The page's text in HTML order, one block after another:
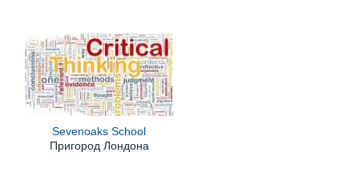
Sevenoaks School
Пригород Лондона